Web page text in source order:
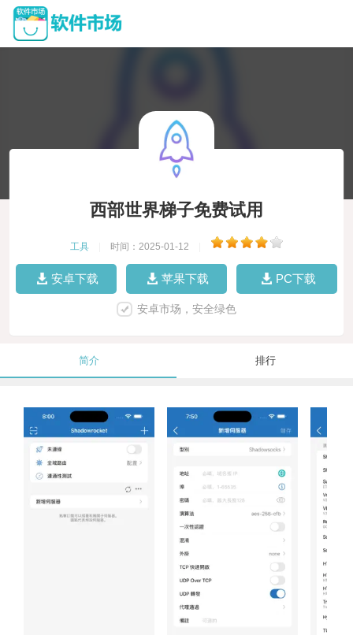
西部世界梯子免费试用
工具 时间：2025-01-12
安卓下载 苹果下载 PC下载
安卓市场，安全绿色
简介 排行